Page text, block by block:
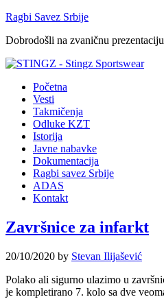
Ragbi Savez Srbije
Dobrodošli na zvaničnu
Početna
Vesti
Takmičenja
Odluke KZT
Istorija
Javne nabavke
Dokumentacija
Ragbi savez Srbije
ADAS
Kontakt
Završnice za infarkt
20/10/2020 by Stevan Ilijašević
Polako ali sigurno ulazimo u
je kompletirano 7. kolo sa dve